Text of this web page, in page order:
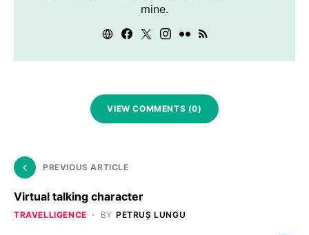
mine.
VIEW COMMENTS (0)
PREVIOUS ARTICLE
Virtual talking character
TRAVELLIGENCE BY PETRUȘ LUNGU